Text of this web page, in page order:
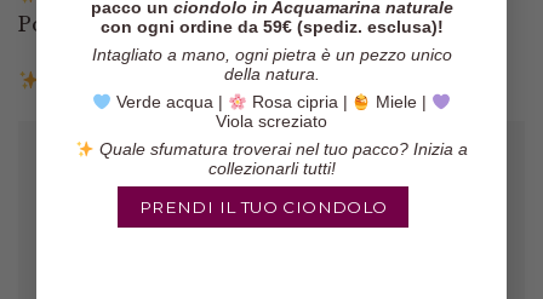
pacco un ciondolo in Acquamarina naturale
con ogni ordine da 59€ (spediz. esclusa)!
Intagliato a mano, ogni pietra è un pezzo unico
della natura.
Verde acqua |
Rosa cipria |
Miele |
Viola screziato
Quale sfumatura troverai nel tuo pacco? Inizia a
collezionarli tutti!
PRENDI IL TUO CIONDOLO
Postepay e Scalapay
Resi entro 14 giorni